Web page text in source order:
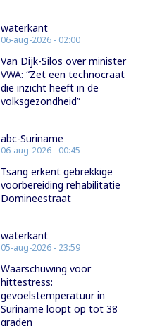
waterkant
06-aug-2026 - 02:00
Van Dijk-Silos over minister
VWA: “Zet een technocraat
die inzicht heeft in de
volksgezondheid”
abc-Suriname
06-aug-2026 - 00:45
Tsang erkent gebrekkige
voorbereiding rehabilitatie
Domineestraat
waterkant
05-aug-2026 - 23:59
Waarschuwing voor
hittestress:
gevoelstemperatuur in
Suriname loopt op tot 38
graden